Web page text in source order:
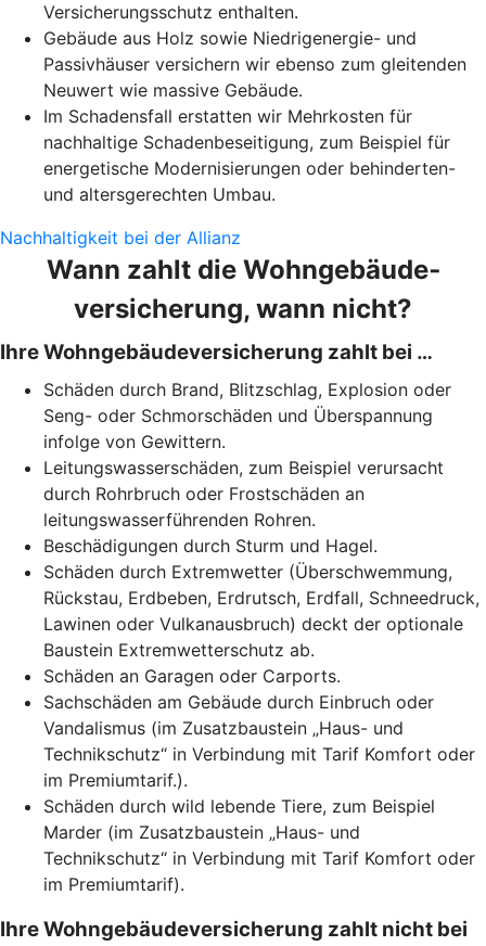
Versicherungsschutz enthalten.
Gebäude aus Holz sowie Niedrigenergie- und
Passivhäuser versichern wir ebenso zum gleitenden
Neuwert wie massive Gebäude.
Im Schadensfall erstatten wir Mehrkosten für
nachhaltige Schadenbeseitigung, zum Beispiel für
energetische Modernisierungen oder behinderten-
und altersgerechten Umbau.
Nachhaltigkeit bei der Allianz
Wann zahlt die Wohngebäude­
versicherung, wann nicht?
Ihre Wohngebäudeversicherung zahlt bei …
Schäden durch Brand, Blitzschlag, Explosion oder
Seng- oder Schmorschäden und Überspannung
infolge von Gewittern.
Leitungswasserschäden, zum Beispiel verursacht
durch Rohrbruch oder Frostschäden an
leitungswasserführenden Rohren.
Beschädigungen durch Sturm und Hagel.
Schäden durch Extremwetter (Überschwemmung,
Rückstau, Erdbeben, Erdrutsch, Erdfall, Schneedruck,
Lawinen oder Vulkanausbruch) deckt der optionale
Baustein Extremwetterschutz ab.
Schäden an Garagen oder Carports.
Sachschäden am Gebäude durch Einbruch oder
Vandalismus (im Zusatzbaustein „Haus- und
Technikschutz“ in Verbindung mit Tarif Komfort oder
im Premiumtarif.).
Schäden durch wild lebende Tiere, zum Beispiel
Marder (im Zusatzbaustein „Haus- und
Technikschutz“ in Verbindung mit Tarif Komfort oder
im Premiumtarif).
Ihre Wohngebäudeversicherung zahlt nicht bei